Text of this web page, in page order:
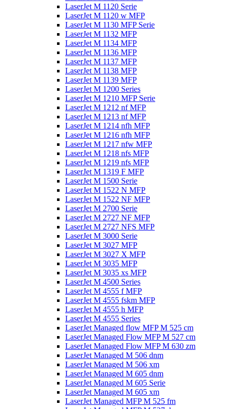
LaserJet M 1120 Serie
LaserJet M 1120 w MFP
LaserJet M 1130 MFP Serie
LaserJet M 1132 MFP
LaserJet M 1134 MFP
LaserJet M 1136 MFP
LaserJet M 1137 MFP
LaserJet M 1138 MFP
LaserJet M 1139 MFP
LaserJet M 1200 Series
LaserJet M 1210 MFP Serie
LaserJet M 1212 nf MFP
LaserJet M 1213 nf MFP
LaserJet M 1214 nfh MFP
LaserJet M 1216 nfh MFP
LaserJet M 1217 nfw MFP
LaserJet M 1218 nfs MFP
LaserJet M 1219 nfs MFP
LaserJet M 1319 F MFP
LaserJet M 1500 Serie
LaserJet M 1522 N MFP
LaserJet M 1522 NF MFP
LaserJet M 2700 Serie
LaserJet M 2727 NF MFP
LaserJet M 2727 NFS MFP
LaserJet M 3000 Serie
LaserJet M 3027 MFP
LaserJet M 3027 X MFP
LaserJet M 3035 MFP
LaserJet M 3035 xs MFP
LaserJet M 4500 Series
LaserJet M 4555 f MFP
LaserJet M 4555 fskm MFP
LaserJet M 4555 h MFP
LaserJet M 4555 Series
LaserJet Managed flow MFP M 525 cm
LaserJet Managed Flow MFP M 527 cm
LaserJet Managed Flow MFP M 630 zm
LaserJet Managed M 506 dnm
LaserJet Managed M 506 xm
LaserJet Managed M 605 dnm
LaserJet Managed M 605 Serie
LaserJet Managed M 605 xm
LaserJet Managed MFP M 525 fm